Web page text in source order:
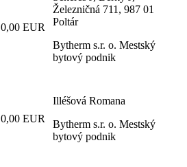
0,00 EUR
Železničná 711, 987 01
Poltár
Bytherm s.r. o. Mestský
bytový podnik
0,00 EUR
Illéšová Romana
Bytherm s.r. o. Mestský
bytový podnik